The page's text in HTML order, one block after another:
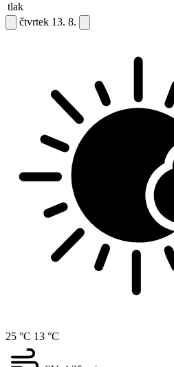
tlak
čtvrtek 13. 8.
25 °C 13 °C